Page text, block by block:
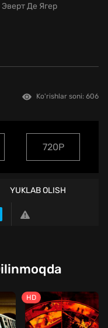
Де Ягер
Ko'rishlar soni: 606
720P
YUKLAB OLISH
HD